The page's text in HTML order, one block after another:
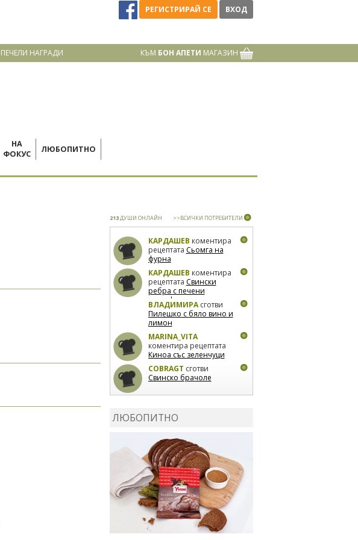
РЕГИСТРИРАЙ СЕ ВХОД
ПЕЧЕЛИ НАГРАДИ КЪМ БОН АПЕТИ МАГАЗИН
НА
ФОКУС
ЛЮБОПИТНО
213ДУШИ ОНЛАЙН >>ВСИЧКИ ПОТРЕБИТЕЛИ
КАРДАШЕВ коментира
рецептата Сьомга на
фурна
КАРДАШЕВ коментира
рецептата Свински
ребра с печени
картофи
ВЛАДИМИРАсготви
Пилешко с бяло вино и
лимон
MARINA_VITA
коментира рецептата
Киноа със зеленчуци
COBRAGT сготви
Свинско брачоле
Фокача със синьо
сирене, лук и орехи
ЛЮБОПИТНО